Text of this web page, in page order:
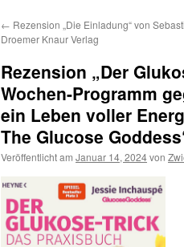
← Rezension „Die Einladung“ von
Droemer Knaur Verlag
Rezension „Der
Wochen-Programm
ein Leben voller
The Glucose
Veröffentlicht am Januar 14, 2024von